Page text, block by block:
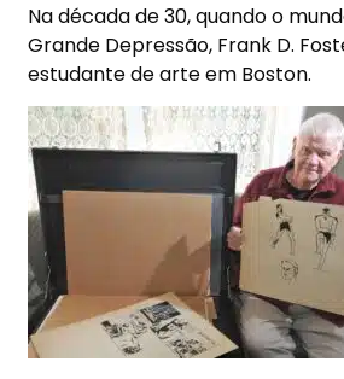
Na década de 30, quando o
Grande Depressão, Frank D.
estudante de arte em Boston.